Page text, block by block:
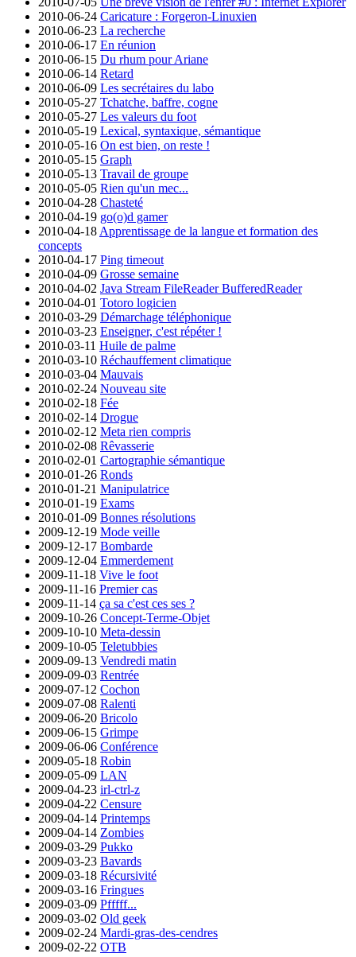
2010-06-24 Caricature : Forgeron-Linuxien
2010-06-23 La recherche
2010-06-17 En réunion
2010-06-15 Du rhum pour Ariane
2010-06-14 Retard
2010-06-09 Les secrétaires du labo
2010-05-27 Tchatche, baffre, cogne
2010-05-27 Les valeurs du foot
2010-05-19 Lexical, syntaxique, sémantique
2010-05-16 On est bien, on reste !
2010-05-15 Graph
2010-05-13 Travail de groupe
2010-05-05 Rien qu'un mec...
2010-04-28 Chasteté
2010-04-19 go(o)d gamer
2010-04-18 Apprentissage de la langue et formation des
concepts
2010-04-17 Ping timeout
2010-04-09 Grosse semaine
2010-04-02 Java Stream FileReader BufferedReader
2010-04-01 Totoro logicien
2010-03-29 Démarchage téléphonique
2010-03-23 Enseigner, c'est répéter !
2010-03-11 Huile de palme
2010-03-10 Réchauffement climatique
2010-03-04 Mauvais
2010-02-24 Nouveau site
2010-02-18 Fée
2010-02-14 Drogue
2010-02-12 Meta rien compris
2010-02-08 Rêvasserie
2010-02-01 Cartographie sémantique
2010-01-26 Ronds
2010-01-21 Manipulatrice
2010-01-19 Exams
2010-01-09 Bonnes résolutions
2009-12-19 Mode veille
2009-12-17 Bombarde
2009-12-04 Emmerdement
2009-11-18 Vive le foot
2009-11-16 Premier cas
2009-11-14 ça sa c'est ces ses ?
2009-10-26 Concept-Terme-Objet
2009-10-10 Meta-dessin
2009-10-05 Teletubbies
2009-09-13 Vendredi matin
2009-09-03 Rentrée
2009-07-12 Cochon
2009-07-08 Ralenti
2009-06-20 Bricolo
2009-06-15 Grimpe
2009-06-06 Conférence
2009-05-18 Robin
2009-05-09 LAN
2009-04-23 irl-ctrl-z
2009-04-22 Censure
2009-04-14 Printemps
2009-04-14 Zombies
2009-03-29 Pukko
2009-03-23 Bavards
2009-03-18 Récursivité
2009-03-16 Fringues
2009-03-09 Pfffff...
2009-03-02 Old geek
2009-02-24 Mardi-gras-des-cendres
2009-02-22 OTB